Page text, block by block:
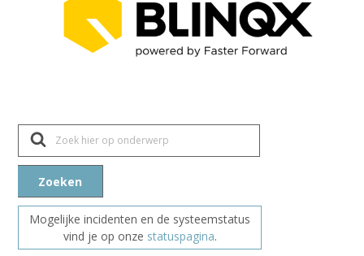
Z
e
k
a
Zoeken
Mogelijke incidenten en de systeemstatus
vind je op onze statuspagina.